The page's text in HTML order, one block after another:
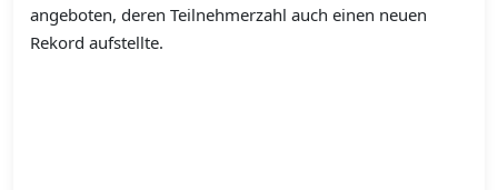
angeboten, deren Teilnehmerzahl auch einen neuen
Rekord aufstellte.